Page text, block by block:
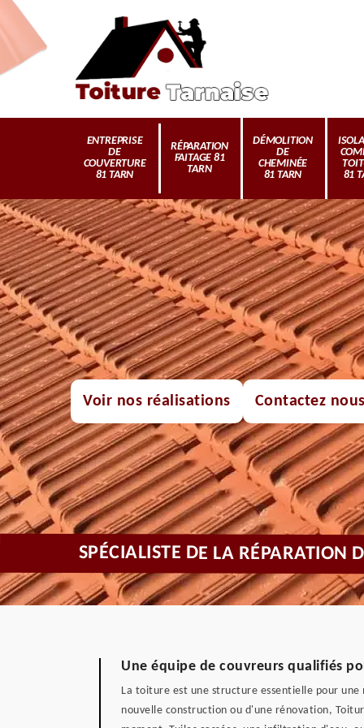
ENTREPRISE
DE
COUVERTURE
81 TARN
RÉPARATION
FAITAGE 81
TARN
DÉMOLITION
DE
CHEMINÉE
81 TARN
81
Voir nos réalisations Contactez nous
SPÉCIALISTE DE LA RÉPARATION
Une équipe de couvreurs qualifiés
La toiture est une structure essentielle pour
nouvelle construction ou d'une rénovation,